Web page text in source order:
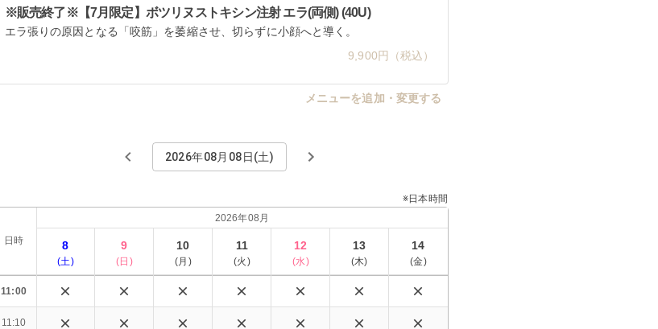
※販売終了※【7月限定】ボツリヌストキシン注射 エラ(両側) (40U)
エラ張りの原因となる「咬筋」を萎縮させ、切らずに小顔へと導く。
9,900円（税込）
メニューを追加・変更する
2026年08月08日(土)
※日本時間
日時
2026年08月
8
(土)
9
(日 )
10
(月 )
11
(火 )
12
(水)
13
(木)
14
(金)
11:00
11:10